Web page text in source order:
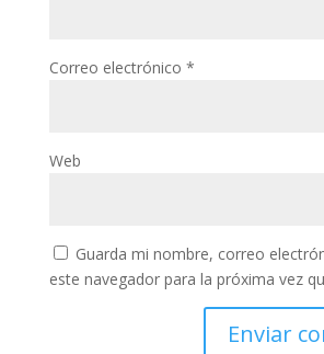
Correo electrónico *
Web
Guarda mi nombre, correo
este navegador para la próxima vez